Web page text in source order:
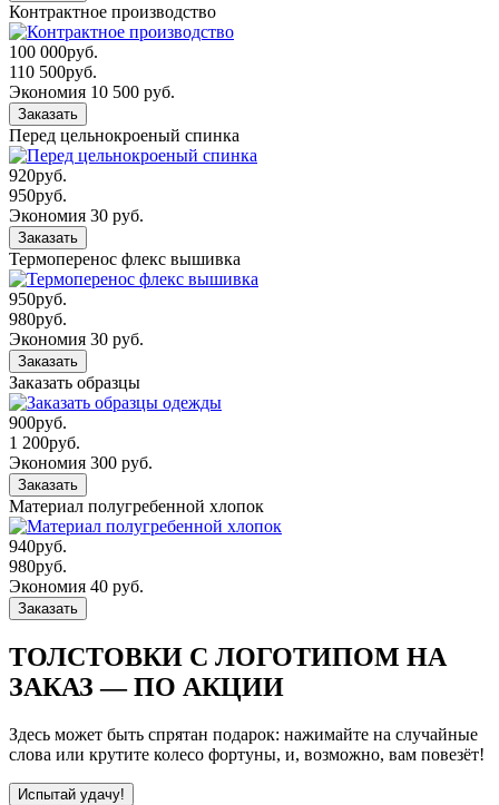
Контрактное производство
100 000руб.
110 500руб.
Экономия 10 500 руб.
Заказать
Перед цельнокроеный спинка
920руб.
950руб.
Экономия 30 руб.
Заказать
Термоперенос флекс вышивка
950руб.
980руб.
Экономия 30 руб.
Заказать
Заказать образцы
900руб.
1 200руб.
Экономия 300 руб.
Заказать
Материал полугребенной хлопок
940руб.
980руб.
Экономия 40 руб.
Заказать
ТОЛСТОВКИ С ЛОГОТИПОМ НА
ЗАКАЗ — ПО АКЦИИ
Здесь может быть спрятан подарок: нажимайте на случайные
слова или крутите колесо фортуны, и, возможно, вам повезёт!
Испытай удачу!